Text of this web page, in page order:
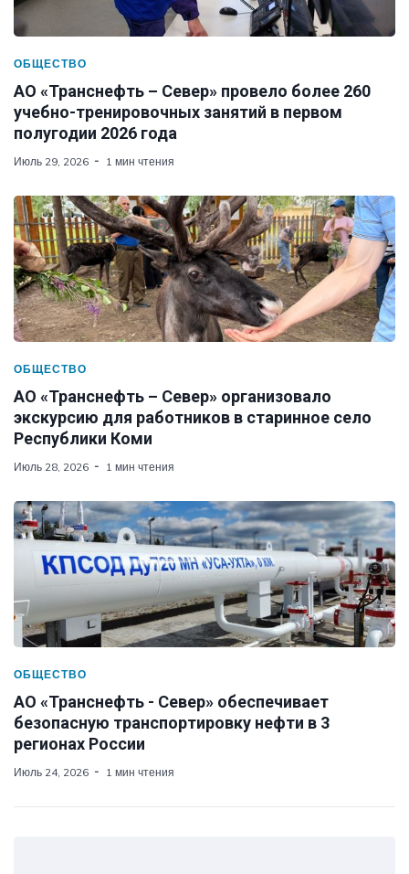
ОБЩЕСТВО
АО «Транснефть – Север» провело более 260
учебно-тренировочных занятий в первом
полугодии 2026 года
Июль 29, 2026 1 мин чтения
ОБЩЕСТВО
АО «Транснефть – Север» организовало
экскурсию для работников в старинное село
Республики Коми
Июль 28, 2026 1 мин чтения
ОБЩЕСТВО
АО «Транснефть - Север» обеспечивает
безопасную транспортировку нефти в 3
регионах России
Июль 24, 2026 1 мин чтения